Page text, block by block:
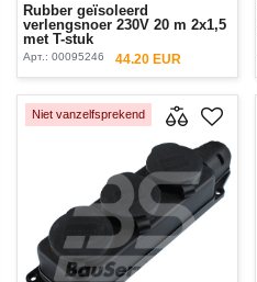
Rubber geïsoleerd
verlengsnoer 230V 20 m 2x1,5
met T-stuk
Арт.: 00095246 44.20 EUR
Niet vanzelfsprekend